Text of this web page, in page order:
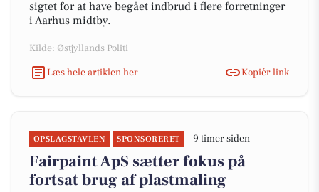
sigtet for at have begået indbrud i flere forretninger
i Aarhus midtby.
Kilde: Østjyllands Politi
Læs hele artiklen her
Kopiér link
OPSLAGSTAVLEN SPONSORERET 9 timer siden
Fairpaint ApS sætter fokus på
fortsat brug af plastmaling